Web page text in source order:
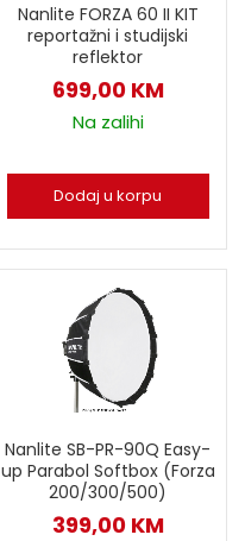
Nanlite FORZA 60 II KIT
reportažni i studijski
reflektor
699,00 KM
Na zalihi
Dodaj u korpu
Nanlite SB-PR-90Q Easy-
up Parabol Softbox (Forza
200/300/500)
399,00 KM